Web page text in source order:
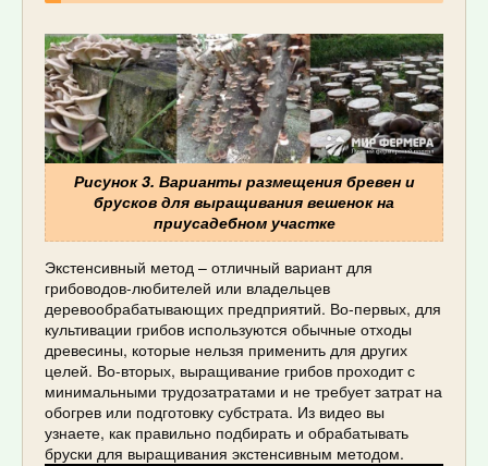
Рисунок 3. Варианты размещения бревен и
брусков для выращивания вешенок на
приусадебном участке
Экстенсивный метод – отличный вариант для
грибоводов-любителей или владельцев
деревообрабатывающих предприятий. Во-первых, для
культивации грибов используются обычные отходы
древесины, которые нельзя применить для других
целей. Во-вторых, выращивание грибов проходит с
минимальными трудозатратами и не требует затрат на
обогрев или подготовку субстрата. Из видео вы
узнаете, как правильно подбирать и обрабатывать
бруски для выращивания экстенсивным методом.